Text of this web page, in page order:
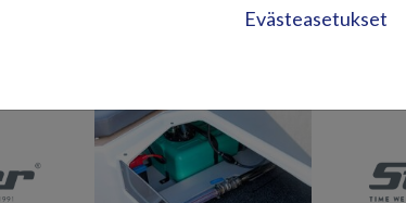
ELEKTRONIIKKA JA
Evästeasetukset